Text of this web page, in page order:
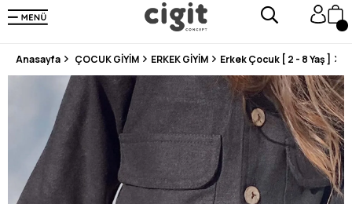
250.000'DEN FAZLA DEĞERLENDİRMEDE 5 ÜZERİNDEN 4.8 PUAN ALDI ⭐⭐⭐⭐⭐
3 MİLYONDAN FAZLA MUTLU MÜŞTERİ ❤️ 10 MİLYON ÜRÜN
Anasayfa ÇOCUK GİYİM ERKEK GİYİM Erkek Çocuk [ 2 - 8 Yaş ]